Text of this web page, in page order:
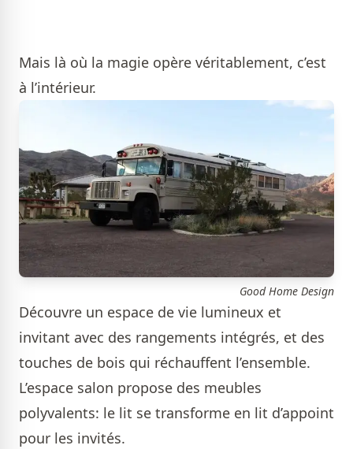
Mais là où la magie opère véritablement, c’est
à l’intérieur.
Good Home Design
Découvre un espace de vie lumineux et
invitant avec des rangements intégrés, et des
touches de bois qui réchauffent l’ensemble.
L’espace salon propose des meubles
polyvalents: le lit se transforme en lit d’appoint
pour les invités.